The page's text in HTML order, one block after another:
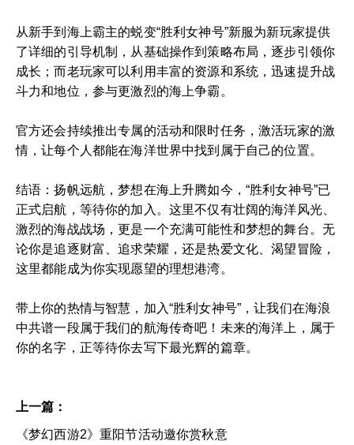
从新手到海上霸主的蜕变“胜利女神号”新服为新玩家提供
了详细的引导机制，从基础操作到策略布局，逐步引领你
成长；而老玩家可以利用丰富的资源和系统，迅速提升战
斗力和地位，参与更激烈的海上争霸。
官方还会持续推出专属的活动和限时任务，激活玩家的激
情，让每个人都能在海洋世界中找到属于自己的位置。
结语：扬帆远航，梦想在海上升腾如今，“胜利女神号”已
正式启航，等待你的加入。这里不仅有壮阔的海洋风光、
激烈的海战战场，更是一个充满可能性和梦想的舞台。无
论你是追逐财富、追求荣耀，还是热爱文化、渴望冒险，
这里都能成为你实现愿望的理想港湾。
带上你的热情与智慧，加入“胜利女神号”，让我们在海浪
中共谱一段属于我们的航海传奇吧！未来的海洋上，属于
你的名字，正等待你去写下最光辉的篇章。
上一篇：
《梦幻西游2》重阳节活动邀你赏秋意